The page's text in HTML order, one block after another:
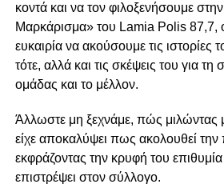
κοντά και να τον φιλοξενήσουμε
Μαρκάρισμα» του Lamia Polis 87,7,
ευκαιρία να ακούσουμε τις ιστορίες
τότε, αλλά και τις σκέψεις του για τη
ομάδας και το μέλλον.
Άλλωστε μη ξεχνάμε, πώς μιλώντας
είχε αποκαλύψει πως ακολουθεί την
εκφράζοντας την κρυφή του
επιστρέψει στον σύλλογο.